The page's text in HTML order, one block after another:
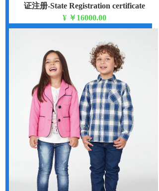
证注册-State Registration certificate
¥ ￥16000.00